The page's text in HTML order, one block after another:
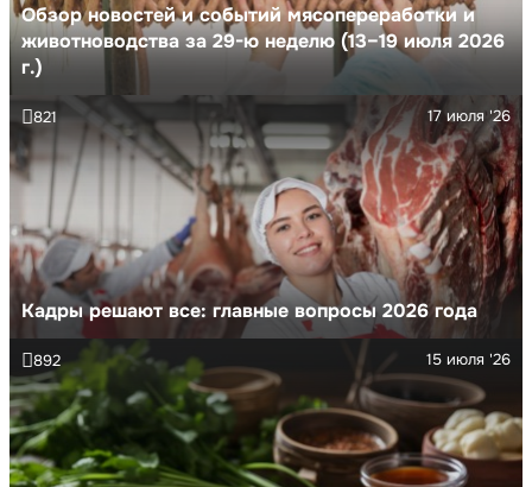
Обзор новостей и событий мясопереработки и
животноводства за 29-ю неделю (13–19 июля 2026
г.)
Кадры решают все: главные вопросы 2026 года
17 июля '26
821
15 июля '26
892